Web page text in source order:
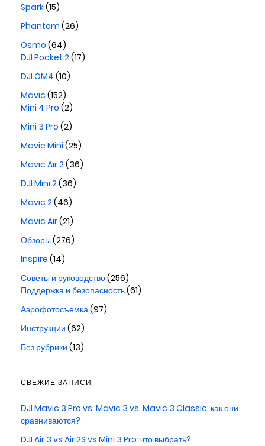
Spark(15)
Phantom (26)
Osmo (64)
DJI Pocket 2(17)
DJI OM4 (10)
Mavic (152)
Mini 4 Pro (2)
Mini 3 Pro (2)
Mavic Mini (25)
Mavic Air 2(36)
DJI Mini 2(36)
Mavic 2(46)
Mavic Air(21)
Обзоры(276)
Inspire (14)
Советы и руководство(256)
Поддержка и безопасность(61)
Аэрофотосъемка(97)
Инструкции (62)
Без рубрики (13)
СВЕЖИЕ ЗАПИСИ
DJI Mavic 3 Pro vs. Mavic 3 vs. Mavic 3 Classic: как они
сравниваются?
DJI Air 3 vs Air 2S vs Mini 3 Pro: что выбрать?